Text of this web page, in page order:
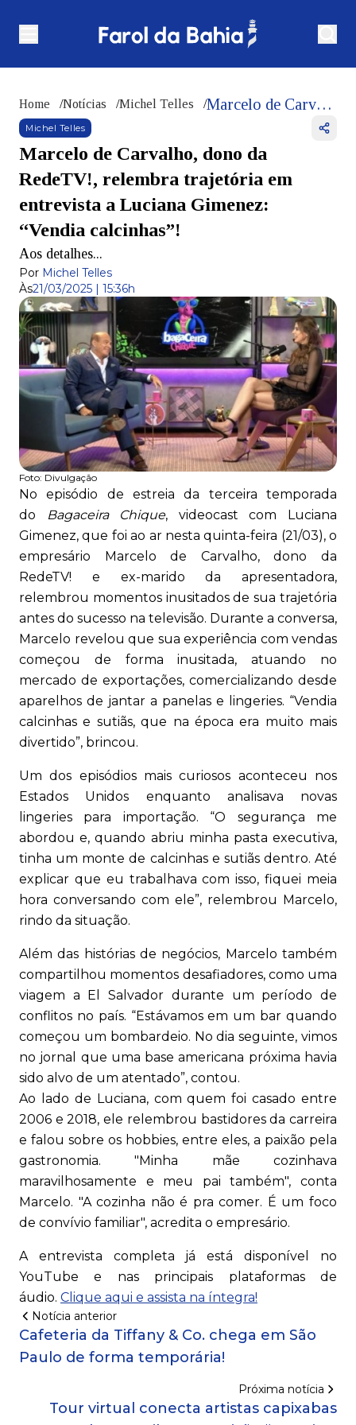
Home /Notícias /Michel Telles / Marcelo de Carvalho, dono da RedeTV!, relembra trajetória em entrevista a Luciana Gimenez: “Vendia calcinhas”!
Michel Telles
Marcelo de Carvalho, dono da
RedeTV!, relembra trajetória em
entrevista a Luciana Gimenez:
“Vendia calcinhas”!
Aos detalhes...
Por Michel Telles
Às21/03/2025 | 15:36h
Foto: Divulgação
No episódio de estreia da terceira temporada
do
Bagaceira Chique, videocast com Luciana
Gimenez, que foi ao ar nesta quinta-feira (21/03), o
empresário Marcelo de Carvalho, dono da
RedeTV! e ex-marido da apresentadora,
relembrou momentos inusitados de sua trajetória
antes do sucesso na televisão. Durante a conversa,
Marcelo revelou que sua experiência com vendas
começou de forma inusitada, atuando no
mercado de exportações, comercializando desde
aparelhos de jantar a panelas e lingeries. “Vendia
calcinhas e sutiãs, que na época era muito mais
divertido”, brincou.
Um dos episódios mais curiosos aconteceu nos
Estados Unidos enquanto analisava novas
lingeries para importação. “O segurança me
abordou e, quando abriu minha pasta executiva,
tinha um monte de calcinhas e sutiãs dentro. Até
explicar que eu trabalhava com isso, fiquei meia
hora conversando com ele”, relembrou Marcelo,
rindo da situação.
Além das histórias de negócios, Marcelo também
compartilhou momentos desafiadores, como uma
viagem a El Salvador durante um período de
conflitos no país. “Estávamos em um bar quando
começou um bombardeio. No dia seguinte, vimos
no jornal que uma base americana próxima havia
sido alvo de um atentado”, contou.
Ao lado de Luciana, com quem foi casado entre
2006 e 2018, ele relembrou bastidores da carreira
e falou sobre os hobbies, entre eles, a paixão pela
gastronomia. "Minha mãe cozinhava
maravilhosamente e meu pai também", conta
Marcelo. "A cozinha não é pra comer. É um foco
de convívio familiar", acredita o empresário.
A entrevista completa já está disponível no
YouTube e nas principais plataformas de
áudio. Clique aqui e assista na íntegra!
Notícia anterior
Cafeteria da Tiffany & Co. chega em São
Paulo de forma temporária!
Próxima notícia
Tour virtual conecta artistas capixabas